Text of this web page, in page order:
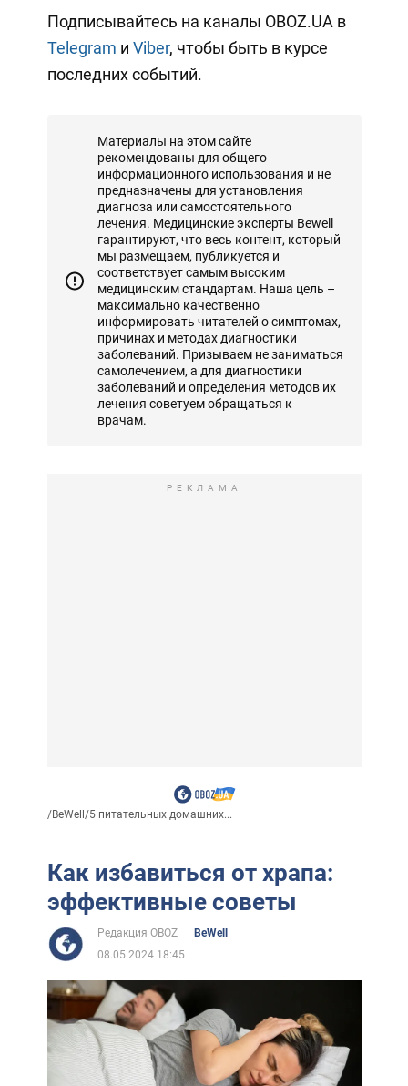
Подписывайтесь на каналы OBOZ.UA в
Telegram и Viber, чтобы быть в курсе
последних событий.
Материалы на этом сайте
рекомендованы для общего
информационного использования и не
предназначены для установления
диагноза или самостоятельного
лечения. Медицинские эксперты Bewell
гарантируют, что весь контент, который
мы размещаем, публикуется и
соответствует самым высоким
медицинским стандартам. Наша цель –
максимально качественно
информировать читателей о симптомах,
причинах и методах диагностики
заболеваний. Призываем не заниматься
самолечением, а для диагностики
заболеваний и определения методов их
лечения советуем обращаться к
врачам.
РЕКЛАМА
/BeWell /5 питательных домашних...
Как избавиться от храпа:
эффективные советы
Редакция OBOZ
BeWell
08.05.2024 18:45